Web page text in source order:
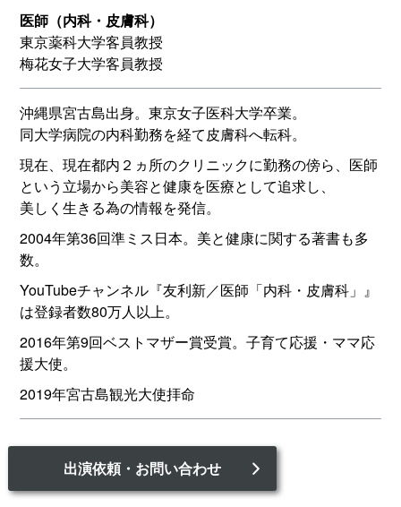
医師（内科・皮膚科）
東京薬科大学客員教授
梅花女子大学客員教授
沖縄県宮古島出身。東京女子医科大学卒業。
同大学病院の内科勤務を経て皮膚科へ転科。
現在、現在都内２ヵ所のクリニックに勤務の傍ら、医師
という立場から美容と健康を医療として追求し、
美しく生きる為の情報を発信。
2004年第36回準ミス日本。美と健康に関する著書も多
数。
YouTubeチャンネル『友利新／医師「内科・皮膚科」』
は登録者数80万人以上。
2016年第9回ベストマザー賞受賞。子育て応援・ママ応
援大使。
2019年宮古島観光大使拝命
出演依頼・お問い合わせ